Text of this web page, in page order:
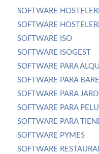
SOFTWARE
SOFTWARE
SOFTWARE ISO
SOFTWARE ISOGEST
SOFTWARE PARA
SOFTWARE PARA
SOFTWARE PARA
SOFTWARE PARA
SOFTWARE PARA
SOFTWARE PYMES
SOFTWARE